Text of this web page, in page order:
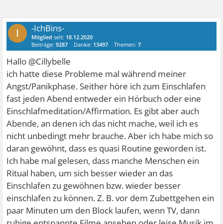
I -IchBins-
Mitglied seit: 18.12.2020
Beiträge:9287 Danke: 13497 Themen:7
Hallo @Cillybelle
ich hatte diese Probleme mal während meiner
Angst/Panikphase. Seither höre ich zum Einschlafen
fast jeden Abend entweder ein Hörbuch oder eine
Einschlafmeditation/Affirmation. Es gibt aber auch
Abende, an denen ich das nicht mache, weil ich es
nicht unbedingt mehr brauche. Aber ich habe mich so
daran gewöhnt, dass es quasi Routine geworden ist.
Ich habe mal gelesen, dass manche Menschen ein
Ritual haben, um sich besser wieder an das
Einschlafen zu gewöhnen bzw. wieder besser
einschlafen zu können. Z. B. vor dem Zubettgehen ein
paar Minuten um den Block laufen, wenn TV, dann